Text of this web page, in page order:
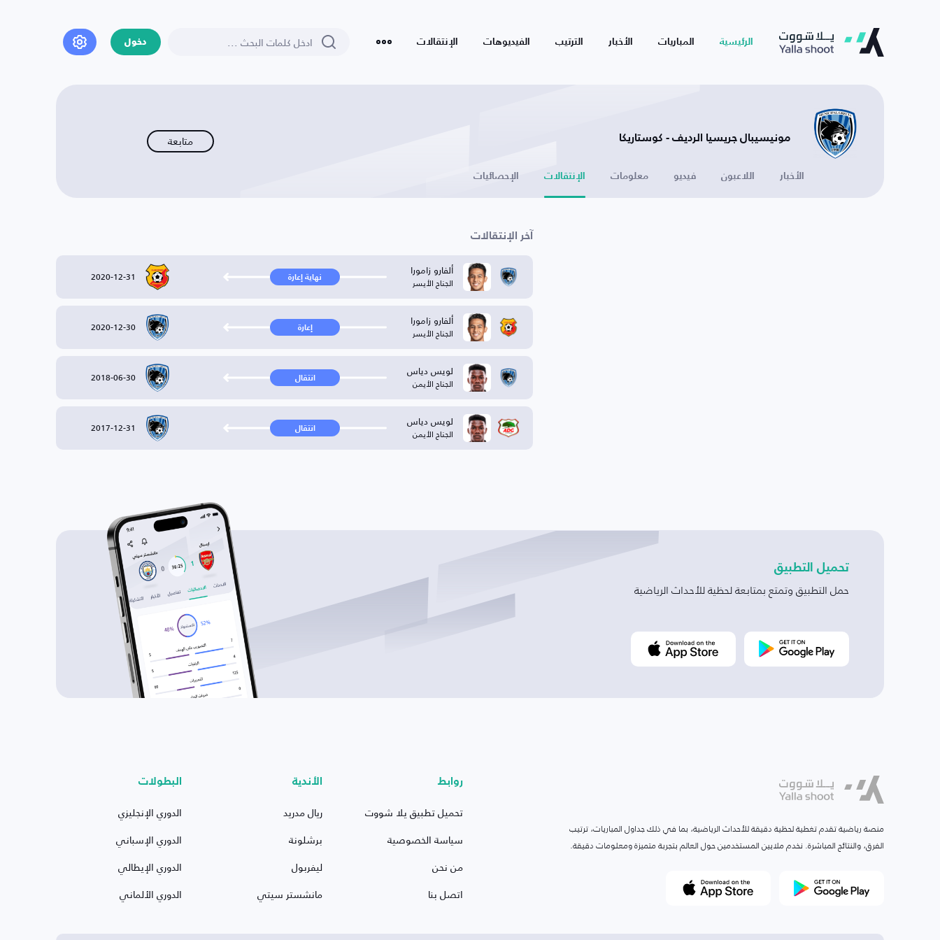
الرئيسية المباريات الأخبار الترتيب الفيديوهات الإنتقالات دخول
مونيسيبال جريسيا الرديف - كوستاريكا متابعة
الأخبار اللاعبون فيديو معلومات الإنتقالات الإحصائيات
آخر الإنتقالات
ألفارو زامورا
الجناح الأيسر نهاية إعارة 2020-12-31
ألفارو زامورا
الجناح الأيسر إعارة 2020-12-30
لويس دياس
الجناح الأيمن انتقال 2018-06-30
لويس دياس
الجناح الأيمن انتقال 2017-12-31
تحميل التطبيق
حمل التطبيق وتمتع بمتابعة لحظية للأحداث الرياضية
منصة رياضية تقدم تغطية لحظية دقيقة للأحداث الرياضية، بما في ذلك جداول المباريات، ترتيب
الفرق، والنتائج المباشرة. نخدم ملايين المستخدمين حول العالم بتجربة متميزة ومعلومات دقيقة.
روابط
تحميل تطبيق يلا شووت
سياسة الخصوصية
من نحن
اتصل بنا
الأندية
ريال مدريد
برشلونة
ليفربول
مانشستر سيتي
البطولات
الدوري الإنجليزي
الدوري الإسباني
الدوري الإيطالي
الدوري الألماني